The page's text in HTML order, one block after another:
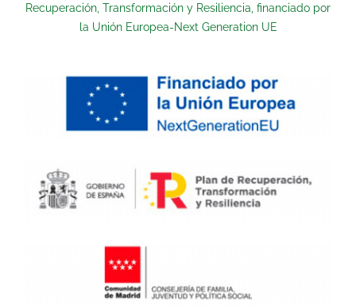
Recuperación, Transformación y Resiliencia, financiado por
la Unión Europea-Next Generation UE